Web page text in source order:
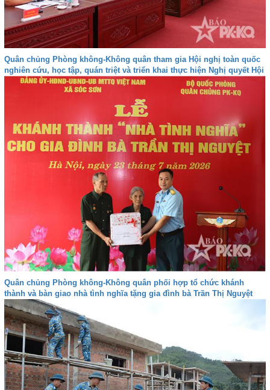
Quân chủng Phòng không-Không quân tham gia Hội nghị toàn quốc
nghiên cứu, học tập, quán triệt và triển khai thực hiện Nghị quyết Hội
nghị lần thứ ba Ban Chấp hành Trung ương Đảng khóa XIV
Quân chủng Phòng không-Không quân phối hợp tổ chức khánh
thành và bàn giao nhà tình nghĩa tặng gia đình bà Trần Thị Nguyệt